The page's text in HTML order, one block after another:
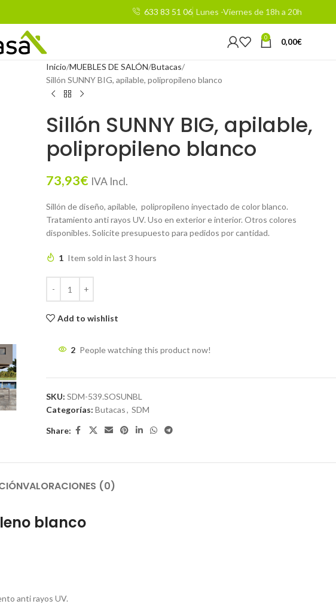
633 83 51 06 Lunes -Viernes de 18h a 20h
0 0,00€
Inicio MUEBLES DE SALÓN Butacas
Sillón SUNNY BIG, apilable, polipropileno blanco
Sillón SUNNY BIG, apilable,
polipropileno blanco
73,93€ IVA Incl.
Sillón de diseño, apilable, polipropileno inyectado de color blanco.
Tratamiento anti rayos UV. Uso en exterior e interior. Otros colores
disponibles. Solicite presupuesto para pedidos por cantidad.
1 Item sold in last 3 hours
Add to wishlist
2 People watching this product now!
SKU: SDM-539.SOSUNBL
Categorías: Butacas, SDM
Share:
VALORACIONES (0)
blanco
anti rayos UV.